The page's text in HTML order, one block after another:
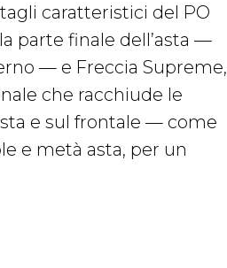
caratteristici del PO
parte finale dell’asta —
— e Freccia Supreme,
che racchiude le
e sul frontale — come
e metà asta, per un